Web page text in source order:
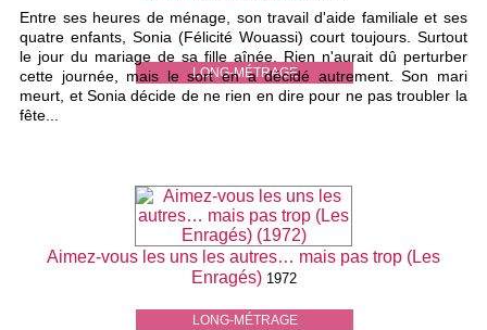
LONG-MÉTRAGE
Entre ses heures de ménage, son travail d'aide familiale et ses
quatre enfants, Sonia (Félicité Wouassi) court toujours. Surtout
le jour du mariage de sa fille aînée. Rien n'aurait dû perturber
cette journée, mais le sort en a décidé autrement. Son mari
meurt, et Sonia décide de ne rien en dire pour ne pas troubler la
fête...
LONG-MÉTRAGE
Aimez-vous les uns les autres… mais pas trop (Les
Enragés) 1972